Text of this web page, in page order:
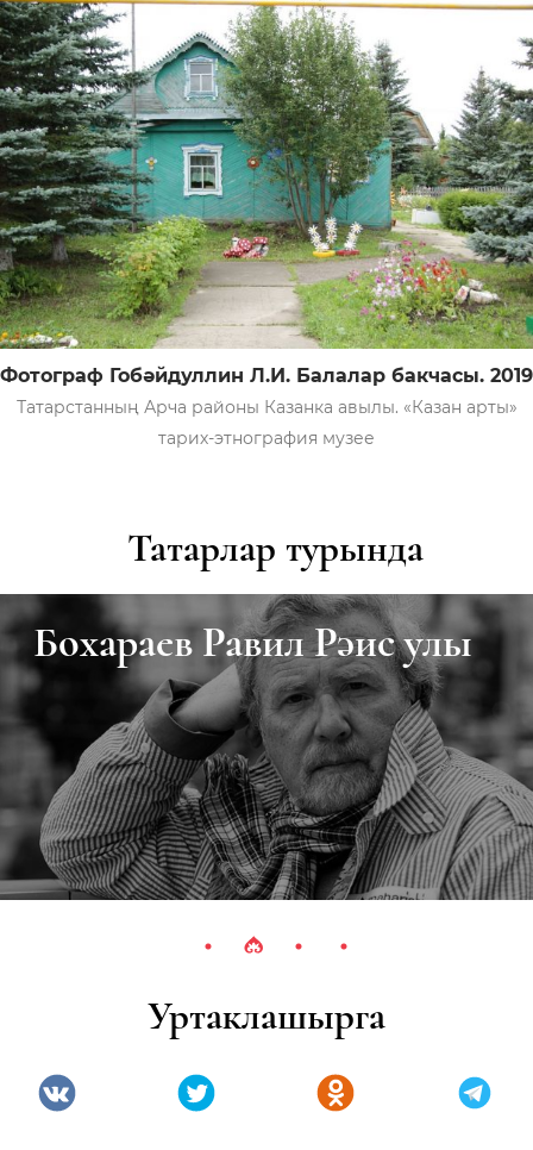
Фотограф Гобәйдуллин Л.И. Балалар бакчасы. 2019
Татарстанның Арча районы Казанка авылы. «Казан арты»
тарих-этнография музее
Татарлар турында
Бохараев Равил Рәис улы
Уртаклашырга